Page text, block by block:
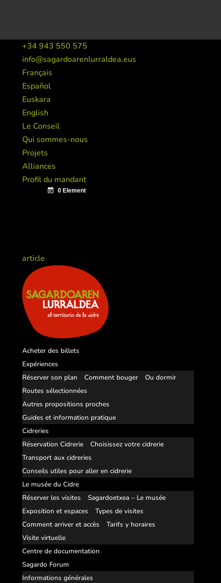
+34 943 550 575
info@sagardoarenlurraldea.eus
Français
Español
Euskara
English
Le Conseil
Qui sommes-nous
Projets
Alliances
Profil du mandant
article
Acheter des billets
Expériences
Réserver son plan
Comment bouger
Ou dormir
Routes sélectionnées
Autres propositions proches
Guides et information pratique
Cidreries
Réservation Cidrerie
Choisissez votre cidrerie
Transport aux cidreries
Conseils utiles pour aller en cidrerie
Le musée du Cidre
Réserver les visites
Sagardoetxea – Le musée
Exposition et espaces
Types de visites
Comment arriver et accès
Tarifs y horaires
Visite virtuelle
Centre de documentation
Sagardo Forum
Informations générales